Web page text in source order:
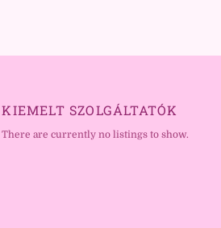
KIEMELT SZOLGÁLTATÓK
There are currently no listings to show.